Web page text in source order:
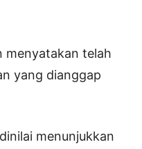
menyatakan telah
yang dianggap
menunjukkan